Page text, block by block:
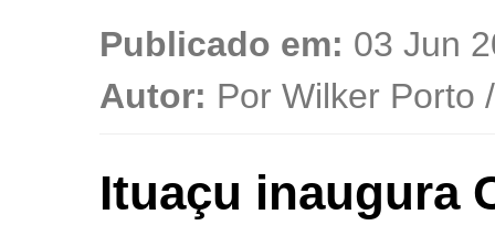
Publicado em: 03 Jun
Autor: Por Wilker Porto
Ituaçu inaugura